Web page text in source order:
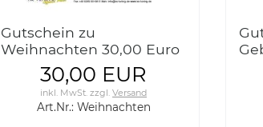
Gutschein zu
Weihnachten 30,00 Euro
30,00 EUR
inkl. MwSt. zzgl.Versand
Art.Nr.: Weihnachten